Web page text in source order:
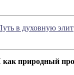
в духовную